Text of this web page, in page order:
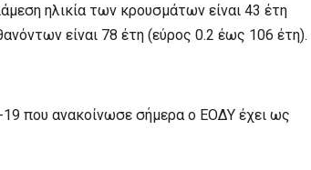
ηλικία των κρουσμάτων είναι 43 έτη
είναι 78 έτη (εύρος 0.2 έως 106 έτη).
που ανακοίνωσε σήμερα ο ΕΟΔΥ έχει ως